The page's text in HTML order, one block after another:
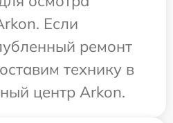
Если
ремонт
технику в
центр Arkon.